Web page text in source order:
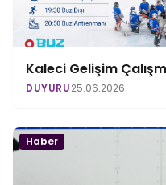
Kaleci Gelişim
DUYURU25.06.2026
Haber